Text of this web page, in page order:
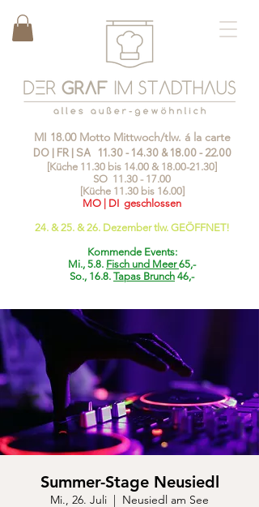
MI 18.00 Motto Mittwoch/tlw. á la carte
DO | FR | SA 11.30 - 14.30&18.00 - 22.00
[Küche 11.30 bis 14.00 & 18.00-21.30]
SO 11.30 - 17.00
[Küche 11.30 bis 16.00]
MO | DI geschlossen
24. & 25. & 26. Dezember tlw. GEÖFFNET!
Kommende Events:
Mi., 5.8. Fisch und Meer65,-
So., 16.8. Tapas Brunch 46,-
Summer-Stage Neusiedl
Mi., 26. Juli
  |
Neusiedl am See